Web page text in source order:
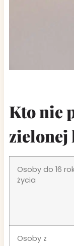
Kto nie
zielonej
Osoby do 16
życia
Osoby z